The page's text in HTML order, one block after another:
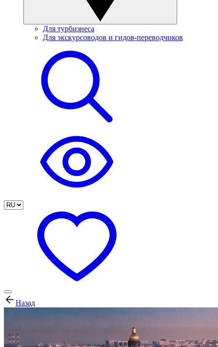
Для турбизнеса
Для экскурсоводов и гидов-переводчиков
Назад